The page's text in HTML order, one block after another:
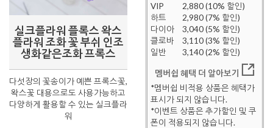
실크플라워 플록스 왁스
플라워 조화 꽃 부쉬 인조
생화같은조화 프록스
다섯장의 꽃송이가 예쁜 프록스꽃,
왁스꽃 대용으로도 사용가능하고
다양하게 활용할 수 있는 실크플라
워
VIP
2,880 (10% 할인)
하트
2,980 (7% 할인)
다이아
3,040 (5% 할인)
클로바
3,110 (3% 할인)
일반
3,140 (2% 할인)
멤버쉽 혜택 더 알아보기
*멤버쉽 비적용 상품은 혜택가
표시가 되지 않습니다.
*이벤트 상품은 추가할인 및 쿠
폰이 적용되지 않습니다.